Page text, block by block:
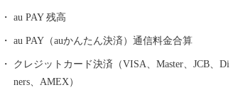
も伝わる金山跡など、多くの観光スポットも魅力で
す。 また，鮮度抜群の魚介類やフカヒレを使った料理
はもちろん，Ｂ級グルメとして人気沸騰中の気仙沼ホ
au PAY 残高
au PAY（auかんたん決済）通信料金合算
クレジットカード決済（VISA、Master、JCB、Di
ners、AMEX）